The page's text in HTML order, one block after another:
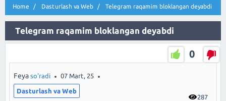
Home Dasturlash va Web Telegram raqamim bloklangan deyabdi
Telegram raqamim bloklangan deyabdi
0
287
Feya so'radi 07 Mart, 25
Dasturlash va Web